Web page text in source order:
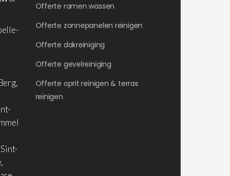
Offerte ramen wassen
Offerte zonnepanelen reinigen
Offerte dakreiniging
Offerte gevelreiniging
Offerte oprit reinigen & terras
reinigen